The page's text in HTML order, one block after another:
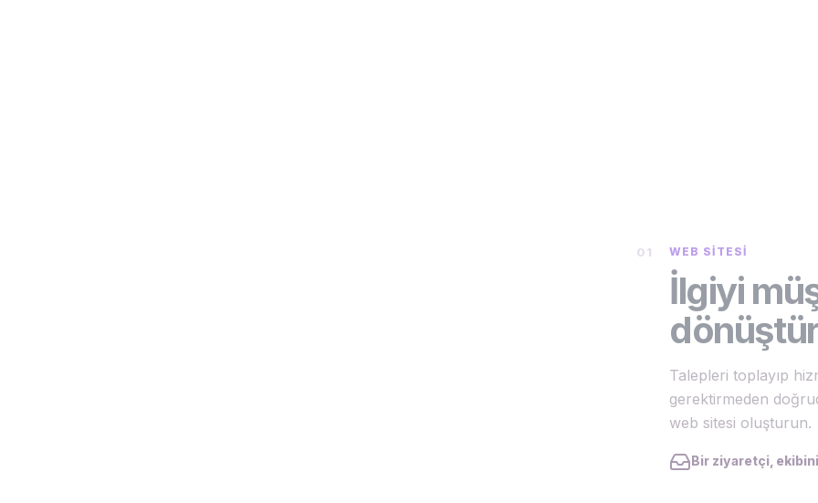
01 WEB SITESI
İlgiyi
Talepleri toplayıp
gerektirmeden
web sitesi oluşturun.
Bir ziyaretçi,